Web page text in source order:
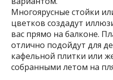
Многоярусные стойки
цветков создадут
вас прямо на балконе.
отлично подойдут для
кафельной плитки или
собранными летом на